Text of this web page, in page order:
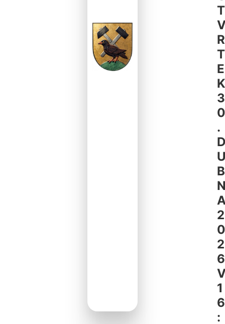
T
R
T
E
K
3
0
.
D
B
2
0
2
6
1
6
: